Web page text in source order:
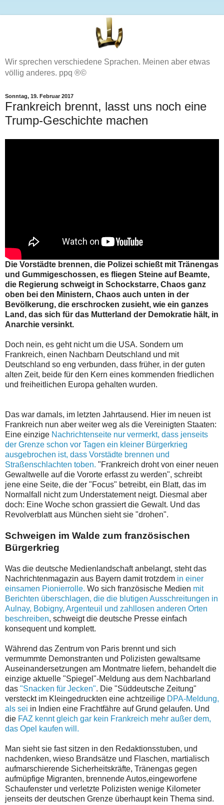
Wir sprechen verschiedene Sprachen. Meinen aber etwas
völlig anderes. ppq ®©
Sonntag, 19. Februar 2017
Frankreich brennt, lasst uns noch eine
Trump-Geschichte machen
Die Vorstädte brennen, die Polizei schießt mit Tränengas
und Gummigeschossen, es fliegen Steine auf Beamte,
die Regierung schweigt in Schockstarre, Chaos ganz
oben bei den Ministern, Chaos auch unten in der
Bevölkerung, die erschrocken zusieht, wie ein ganzes
Land, das sich für das Mutterland der Demokratie hält, in
Anarchie versinkt.
Doch nein, es geht nicht um die USA. Sondern um
Frankreich, einen Nachbarn Deutschland und mit
Deutschland so eng verbunden, dass früher, in der guten
alten Zeit, beide für den Kern eines kommenden friedlichen
und freiheitlichen Europa gehalten wurden.
Das war damals, im letzten Jahrtausend. Hier im neuen ist
Frankreich nun aber weiter weg als die Vereinigten Staaten:
Eine einzige Nachrichtenseite nur vermerkt, dass jenseits
der Grenze schon vor Tagen ein kleiner Bürgerkrieg
ausgebrochen ist, dass Vorstädte brennen und
Straßenschlachten toben. "Frankreich droht von einer neuen
Gewaltwelle auf die Vororte erfasst zu werden", schreibt
jene eine Seite, die der "Focus" betreibt, ein Blatt, das im
Normalfall nicht zum Understatement neigt. Diesmal aber
doch: Eine Woche schon grassiert die Gewalt. Und das
Revolverblatt aus München sieht sie "drohen".
Schweigen im Walde zum französischen
Bürgerkrieg
Was die deutsche Medienlandschaft anbelangt, steht das
Nachrichtenmagazin aus Bayern damit trotzdem in einer
einsamen Pionierrolle. Wo sich französische Medien mit
Berichten überschlagen, die die blutigen Ausschreitungen in
Aulnay, Bobigny, Argenteuil und zahllosen anderen Orten
beschreiben, schweigt die deutsche Presse einfach
konsequent und komplett.
Während das Zentrum von Paris brennt und sich
vermummte Demonstranten und Polizisten gewaltsame
Auseinandersetzungen am Montmatre liefern, behandelt die
einzige aktuelle "Spiegel"-Meldung aus dem Nachbarland
das "Snacken für Jecken". Die "Süddeutsche Zeitung"
versteckt im Kleingedruckten eine achtzeilige DPA-Meldung,
als sei in Indien eine Frachtfähre auf Grund gelaufen. Und
die FAZ kennt gleich gar kein Frankreich mehr außer dem,
das Opel kaufen will.
Man sieht sie fast sitzen in den Redaktionsstuben, und
nachdenken, wieso Brandsätze und Flaschen, martialisch
aufmarschierende Sicherheitskräfte, Tränengas gegen
aufmüpfige Migranten, brennende Autos,eingeworfene
Schaufenster und verletzte Polizisten wenige Kilometer
jenseits der deutschen Grenze überhaupt kein Thema sind.